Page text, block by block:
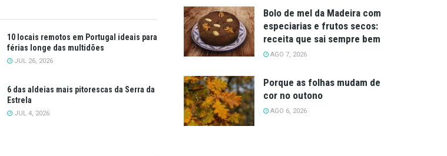
10 locais remotos em Portugal ideais para
férias longe das multidões
JUL 26, 2026
6 das aldeias mais pitorescas da Serra da
Estrela
JUL 4, 2026
Bolo de mel da Madeira com
especiarias e frutos secos:
receita que sai sempre bem
AGO 7, 2026
Porque as folhas mudam de
cor no outono
AGO 6, 2026